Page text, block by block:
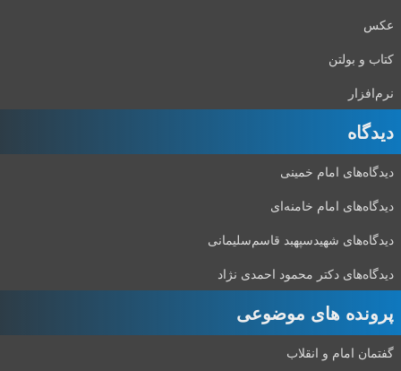
عکس
کتاب و بولتن
نرم‌افزار
دیدگاه‌
دیدگاه‌های امام خمینی
دیدگاه‌های امام خامنه‌ای
دیدگاه‌های شهید‌سپهبد قاسم‌سلیمانی
دیدگاه‌های دکتر محمود احمدی نژاد
پرونده های موضوعی
گفتمان امام و انقلاب